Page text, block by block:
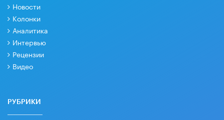
Новости
Колонки
Аналитика
Интервью
Рецензии
Видео
РУБРИКИ